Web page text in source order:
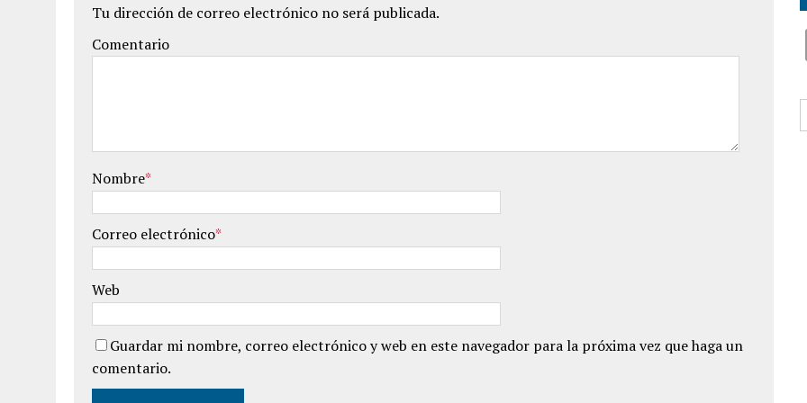
Tu dirección de correo electrónico no será publicada.
Comentario
Nombre*
Correo electrónico*
Web
Guardar mi nombre, correo electrónico y web en este navegador para la próxima vez que haga un
comentario.